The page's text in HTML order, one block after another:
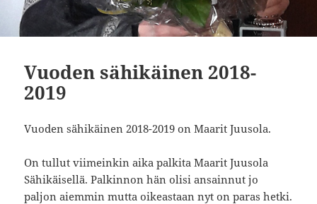
Vuoden sähikäinen 2018-
2019
Vuoden sähikäinen 2018-2019 on Maarit Juusola.
On tullut viimeinkin aika palkita Maarit Juusola
Sähikäisellä. Palkinnon hän olisi ansainnut jo
paljon aiemmin mutta oikeastaan nyt on paras hetki.